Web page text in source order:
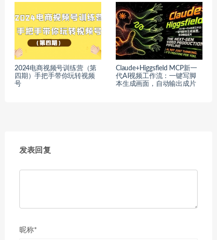
2024电商视频号训练营（第
四期）手把手带你玩转视频
号
Claude+Higgsfield MCP新一
代AI视频工作流：一键写脚
本生成画面，自动输出成片
发表回复
昵称*